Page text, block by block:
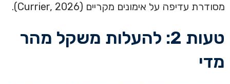
מסודרת עדיפה על אימונים מקריים (Currier, 2026).
טעות 2: להעלות משקל מהר
מדי